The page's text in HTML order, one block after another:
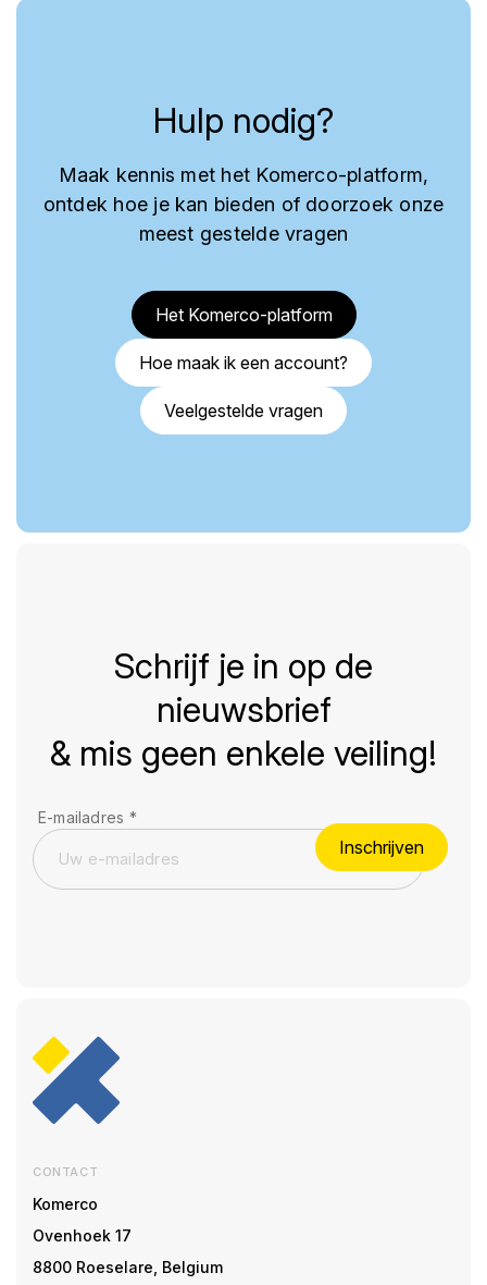
Hulp nodig?
Maak kennis met het Komerco-platform,
ontdek hoe je kan bieden of doorzoek onze
meest gestelde vragen
Het Komerco-platform
Hoe maak ik een account?
Veelgestelde vragen
Schrijf je in op de
nieuwsbrief
& mis geen enkele veiling!
E-mailadres *
Inschrijven
CONTACT
Komerco
Ovenhoek 17
8800 Roeselare, Belgium